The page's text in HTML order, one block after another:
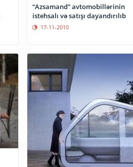
“Azsamand” avtomobillərinin
istehsalı və satışı dayandırılıb
17-11-2010